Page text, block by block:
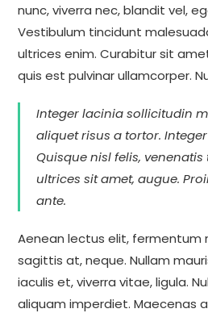
nunc, viverra nec, blandit vel,
Vestibulum tincidunt
ultrices enim. Curabitur sit
quis est pulvinar ullamcorper.
Integer lacinia sollicitudin
aliquet risus a tortor.
Quisque nisl felis,
ultrices sit amet, augue.
ante.
Aenean lectus elit, fermentum
sagittis at, neque. Nullam
iaculis et, viverra vitae, ligula.
aliquam imperdiet. Maecenas